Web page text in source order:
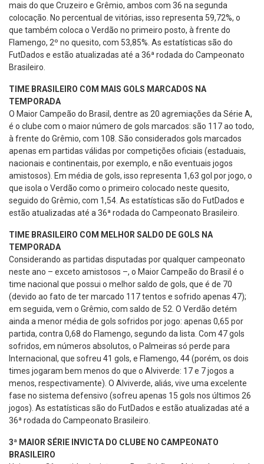
mais do que Cruzeiro e Grêmio, ambos com 36 na segunda
colocação. No percentual de vitórias, isso representa 59,72%, o
que também coloca o Verdão no primeiro posto, à frente do
Flamengo, 2º no quesito, com 53,85%. As estatísticas são do
FutDados e estão atualizadas até a 36ª rodada do Campeonato
Brasileiro.
TIME BRASILEIRO COM MAIS GOLS MARCADOS NA
TEMPORADA
O Maior Campeão do Brasil, dentre as 20 agremiações da Série A,
é o clube com o maior número de gols marcados: são 117 ao todo,
à frente do Grêmio, com 108. São considerados gols marcados
apenas em partidas válidas por competições oficiais (estaduais,
nacionais e continentais, por exemplo, e não eventuais jogos
amistosos). Em média de gols, isso representa 1,63 gol por jogo, o
que isola o Verdão como o primeiro colocado neste quesito,
seguido do Grêmio, com 1,54. As estatísticas são do FutDados e
estão atualizadas até a 36ª rodada do Campeonato Brasileiro.
TIME BRASILEIRO COM MELHOR SALDO DE GOLS NA
TEMPORADA
Considerando as partidas disputadas por qualquer campeonato
neste ano – exceto amistosos –, o Maior Campeão do Brasil é o
time nacional que possui o melhor saldo de gols, que é de 70
(devido ao fato de ter marcado 117 tentos e sofrido apenas 47);
em seguida, vem o Grêmio, com saldo de 52. O Verdão detém
ainda a menor média de gols sofridos por jogo: apenas 0,65 por
partida, contra 0,68 do Flamengo, segundo da lista. Com 47 gols
sofridos, em números absolutos, o Palmeiras só perde para
Internacional, que sofreu 41 gols, e Flamengo, 44 (porém, os dois
times jogaram bem menos do que o Alviverde: 17 e 7 jogos a
menos, respectivamente). O Alviverde, aliás, vive uma excelente
fase no sistema defensivo (sofreu apenas 15 gols nos últimos 26
jogos). As estatísticas são do FutDados e estão atualizadas até a
36ª rodada do Campeonato Brasileiro.
3ª MAIOR SÉRIE INVICTA DO CLUBE NO CAMPEONATO
BRASILEIRO